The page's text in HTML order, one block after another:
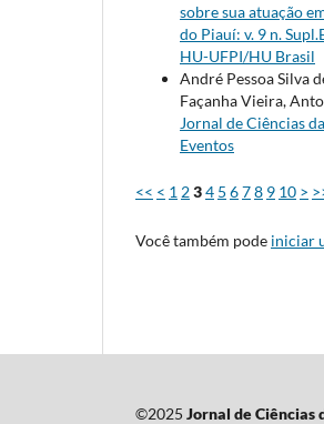
sobre sua atuação
do Piauí: v. 9 n.
HU-UFPI/HU Brasil
André Pessoa Silva
Façanha Vieira,
Jornal de Ciências
Eventos
<< < 1 234 5 678 9 10 >
Você também pode iniciar
©2025 Jornal de Ciências